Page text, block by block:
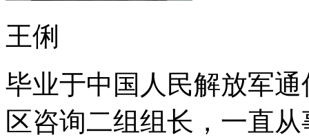
王俐
毕业于中国人民解放军
区咨询二组组长，一直